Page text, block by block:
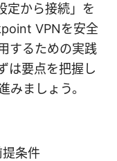
定から接続」を
VPNを安全
するための実践
は要点を把握し
みましょう。
条件